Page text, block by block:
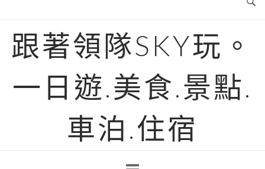
跟著領隊SKY玩。
一日遊.美食.景點.
車泊.住宿